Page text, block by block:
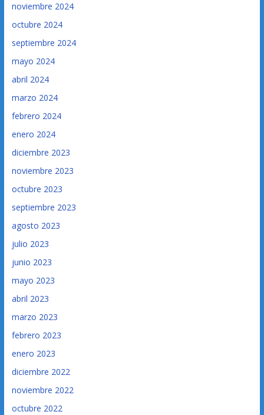
noviembre 2024
octubre 2024
septiembre 2024
mayo 2024
abril 2024
marzo 2024
febrero 2024
enero 2024
diciembre 2023
noviembre 2023
octubre 2023
septiembre 2023
agosto 2023
julio 2023
junio 2023
mayo 2023
abril 2023
marzo 2023
febrero 2023
enero 2023
diciembre 2022
noviembre 2022
octubre 2022